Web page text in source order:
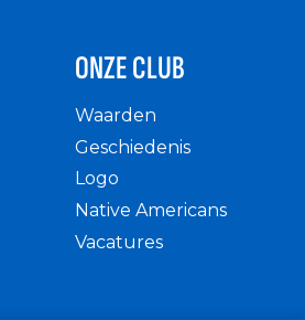
ONZE CLUB
Waarden
Geschiedenis
Logo
Native Americans
Vacatures